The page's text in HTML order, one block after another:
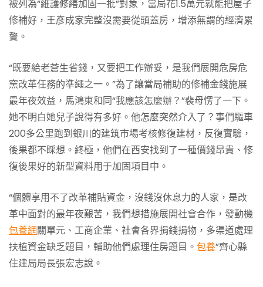
被列為“維護修繕加固一批”對象，當局花1.5萬元就能把屋子
修補好，王彥成家完整沒需要從頭蓋房，增添無謂的經濟累
贅。
“既要給老蒼生省錢，又要把工作辦妥，是我們展開危房危
窯改革任務的準繩之一。”為了讓當局補助的修補金錢施展
最年夜效益，馬鴻東和同“我應該怎麼辦？”裴母愣了一下。
她不明白她兒子說得有多好。他怎麼突然介入了？事們驅車
200多公里跑到銀川的建筑市場考核修復建材，反復實驗，
後果都不睬想。終極，他們在西安找到了一種價錢昂貴、修
復後果好的新型資料用于加固項目中。
“個體享用不了改革補貼資金，沒錢沒休息力的人家，是改
革中面對的最年夜艱苦，我們想措施展開社會合作，發動機
包養網關單元、工商企業、社會各界捐錢捐物，多渠道處理
扶植資金缺乏題目，輔助他們處理住房題目。 包養”齊心縣
住建局局長張宏志說。